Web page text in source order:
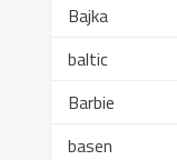
Bajka
baltic
Barbie
basen